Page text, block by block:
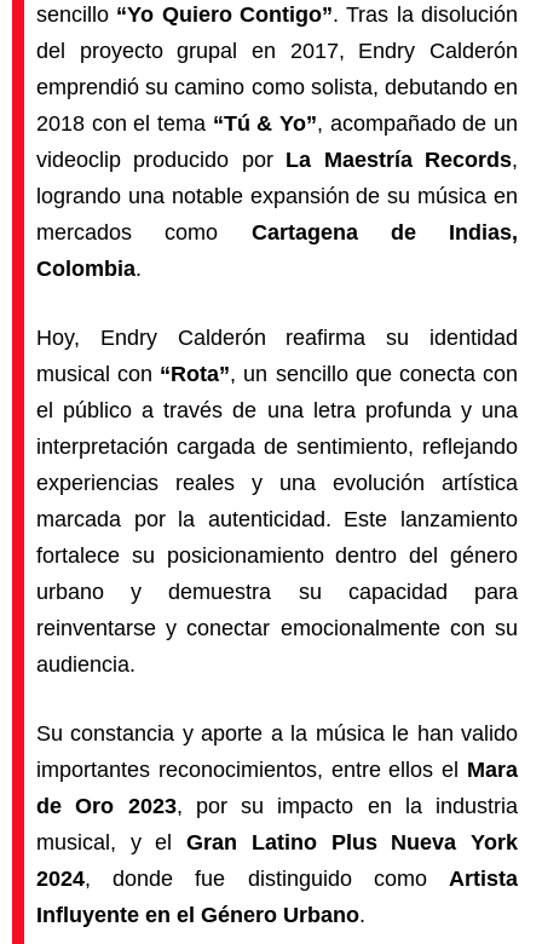
sencillo “Yo Quiero Contigo”. Tras la disolución
del proyecto grupal en 2017, Endry Calderón
emprendió su camino como solista, debutando en
2018 con el tema “Tú & Yo”, acompañado de un
videoclip producido por La Maestría Records,
logrando una notable expansión de su música en
mercados como Cartagena de Indias,
Colombia.
Hoy, Endry Calderón reafirma su identidad
musical con “Rota”, un sencillo que conecta con
el público a través de una letra profunda y una
interpretación cargada de sentimiento, reflejando
experiencias reales y una evolución artística
marcada por la autenticidad. Este lanzamiento
fortalece su posicionamiento dentro del género
urbano y demuestra su capacidad para
reinventarse y conectar emocionalmente con su
audiencia.
Su constancia y aporte a la música le han valido
importantes reconocimientos, entre ellos el Mara
de Oro 2023, por su impacto en la industria
musical, y elGran Latino Plus Nueva York
2024, donde fue distinguido como Artista
Influyente en el Género Urbano.